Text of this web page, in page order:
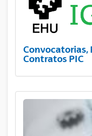
Convocatorias,
Contratos PIC